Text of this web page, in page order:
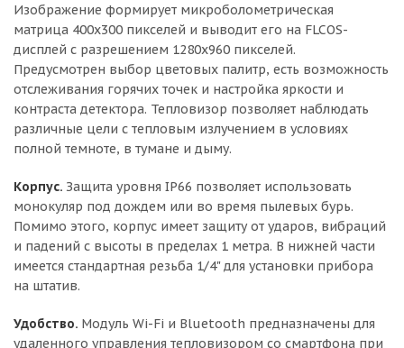
Изображение формирует микроболометрическая
матрица 400х300 пикселей и выводит его на FLCOS-
дисплей с разрешением 1280х960 пикселей.
Предусмотрен выбор цветовых палитр, есть возможность
отслеживания горячих точек и настройка яркости и
контраста детектора. Тепловизор позволяет наблюдать
различные цели с тепловым излучением в условиях
полной темноте, в тумане и дыму.
Корпус. Защита уровня IP66 позволяет использовать
монокуляр под дождем или во время пылевых бурь.
Помимо этого, корпус имеет защиту от ударов, вибраций
и падений с высоты в пределах 1 метра. В нижней части
имеется стандартная резьба 1/4" для установки прибора
на штатив.
Удобство. Модуль Wi-Fi и Bluetooth предназначены для
удаленного управления тепловизором со смартфона при